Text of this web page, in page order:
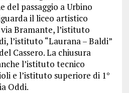
del passaggio a Urbino
il liceo artistico
Bramante, l’istituto
l’istituto “Laurana – Baldi”
Cassero. La chiusura
l’istituto tecnico
e l’istituto superiore di 1°
Oddi.